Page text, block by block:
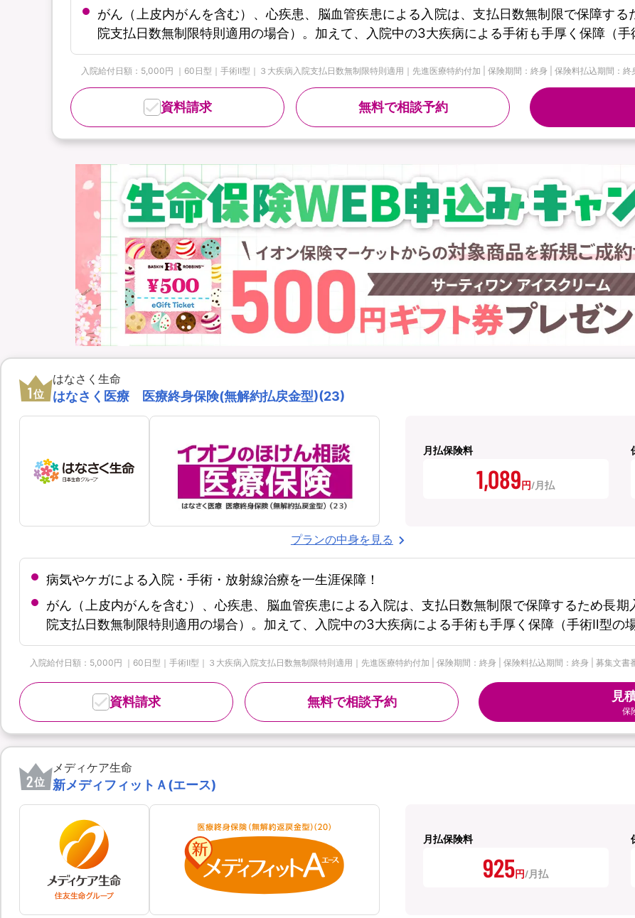
がん（上皮内がんを含む）、心疾患、脳血管疾患による入院は、支払日数無制限で保障す
院支払日数無制限特則適用の場合）。加えて、入院中の3大疾病による手術も手厚く保障（手
入院給付日額：5,000円 ｜60日型｜手術Ⅱ型｜３大疾病入院支払日数無制限特則適用｜先進医療特約付加 | 保険期間：終身 | 保険料払込期間：
無料で相談予約
資料請求
1位
はなさく生命
はなさく医療 医療終身保険(無解約払戻金型)(23)
月払保険料
1,089円
プランの中身を見る
病気やケガによる入院・手術・放射線治療を一生涯保障！
がん（上皮内がんを含む）、心疾患、脳血管疾患による入院は、支払日数無制限で保障するため長期
院支払日数無制限特則適用の場合）。加えて、入院中の3大疾病による手術も手厚く保障（手術Ⅱ型の場
入院給付日額：5,000円 ｜60日型｜手術Ⅱ型｜３大疾病入院支払日数無制限特則適用｜先進医療特約付加 | 保険期間：終身 | 保険料払込期間：終身 | 募集文
無料で相談予約
資料請求 見
保
2位
メディケア生命
新メディフィットＡ(エース)
月払保険料
925円